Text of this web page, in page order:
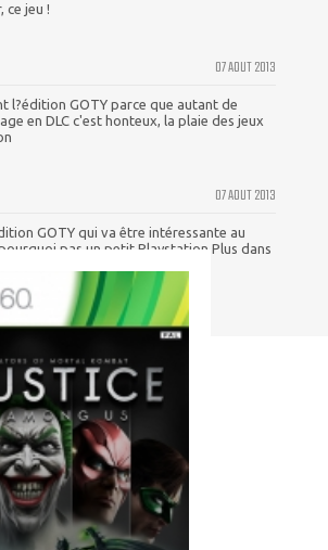
ce jeu !
07 AOUT 2013
l?édition GOTY parce que autant de
en DLC c'est honteux, la plaie des jeux
07 AOUT 2013
GOTY qui va être intéressante au
pas un petit Playstation Plus dans